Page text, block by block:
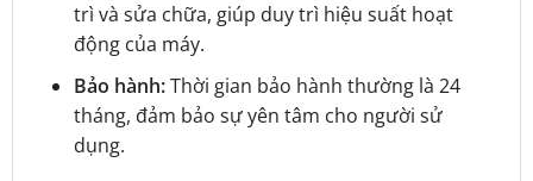
trì và sửa chữa, giúp duy trì hiệu suất hoạt
động của máy.
Bảo hành:Thời gian bảo hành thường là 24
tháng, đảm bảo sự yên tâm cho người sử
dụng.